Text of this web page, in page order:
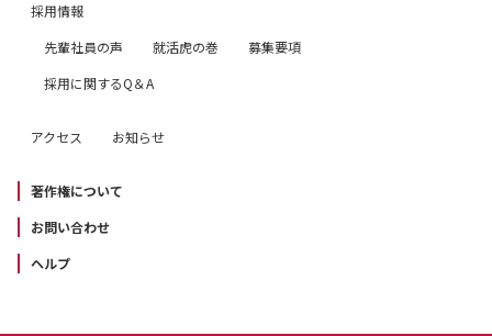
採用情報
先輩社員の声
就活虎の巻
募集要項
採用に関するQ＆A
アクセス お知らせ
著作権について
お問い合わせ
ヘルプ